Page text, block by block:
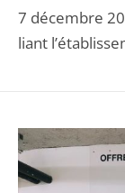
7 décembre
liant